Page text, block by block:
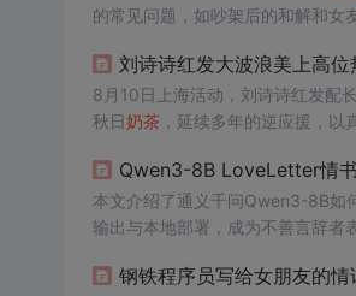
的常见问题，如吵架后的和解和女
刘诗诗红发大波浪美上高
8月10日上海活动，刘诗诗红发配
秋日奶茶，延续多年的逆应援，以
Qwen3-8B LoveLetter情
本文介绍了通义千问Qwen3-8B如
输出与本地部署，成为不善言辞者
钢铁程序员写给女朋友的情